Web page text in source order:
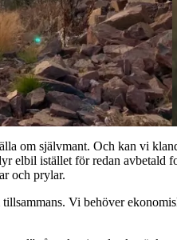
om självmant. Och kan vi
elbil istället för redan
och prylar.
Vi behöver